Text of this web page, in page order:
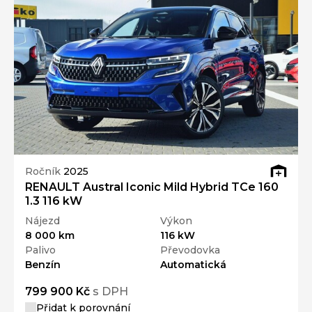
Ročník 2025
RENAULT Austral Iconic Mild Hybrid TCe 160
1.3 116 kW
Nájezd
8 000 km
Výkon
116 kW
Palivo
Benzín
Převodovka
Automatická
799 900 Kč s DPH
Přidat k porovnání